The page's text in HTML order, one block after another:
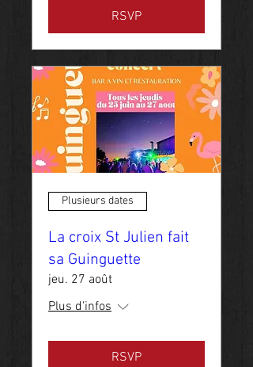
RSVP
Plusieurs dates
La croix St Julien fait
sa Guinguette
jeu. 27 août
Plus d'infos
RSVP